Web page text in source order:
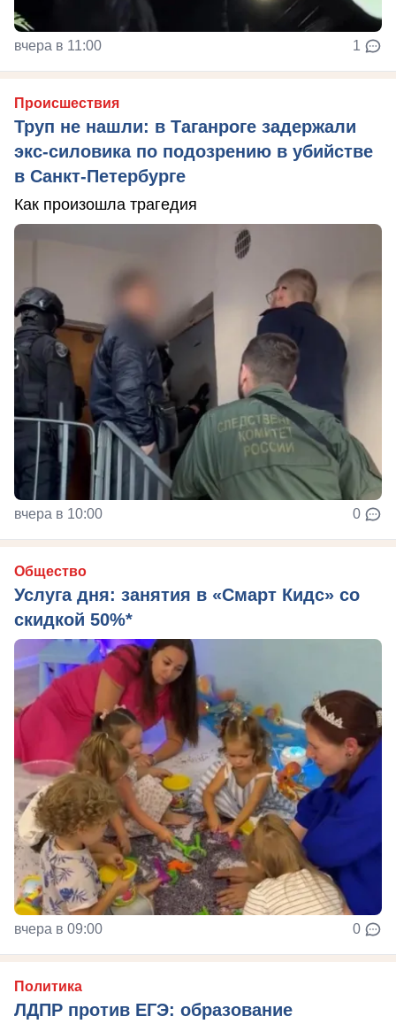
вчера в 11:00 1
Происшествия
Труп не нашли: в Таганроге задержали
экс-силовика по подозрению в убийстве
в Санкт-Петербурге
Как произошла трагедия
вчера в 10:00 0
Общество
Услуга дня: занятия в «Смарт Кидс» со
скидкой 50%*
вчера в 09:00 0
Политика
ЛДПР против ЕГЭ: образование